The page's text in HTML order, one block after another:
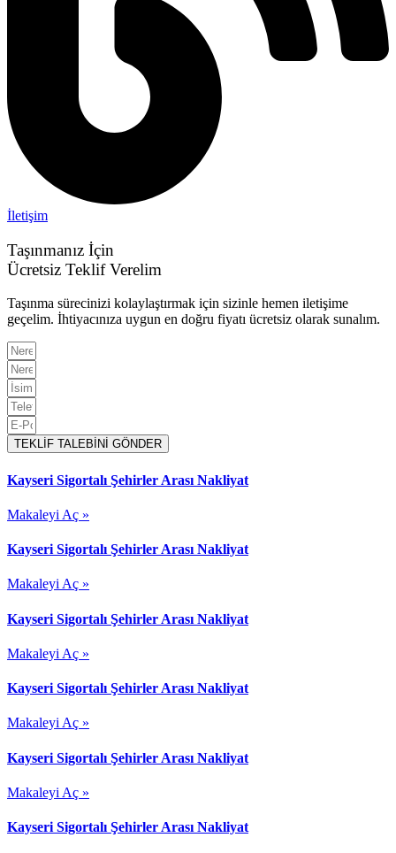
İletişim
Taşınmanız İçin
Ücretsiz Teklif Verelim
Taşınma sürecinizi kolaylaştırmak için sizinle hemen iletişime
geçelim. İhtiyacınıza uygun en doğru fiyatı ücretsiz olarak sunalım.
TEKLİF TALEBİNİ GÖNDER
Kayseri Sigortalı Şehirler Arası Nakliyat
Makaleyi Aç »
Kayseri Sigortalı Şehirler Arası Nakliyat
Makaleyi Aç »
Kayseri Sigortalı Şehirler Arası Nakliyat
Makaleyi Aç »
Kayseri Sigortalı Şehirler Arası Nakliyat
Makaleyi Aç »
Kayseri Sigortalı Şehirler Arası Nakliyat
Makaleyi Aç »
Kayseri Sigortalı Şehirler Arası Nakliyat